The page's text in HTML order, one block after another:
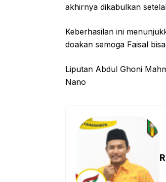
akhirnya dikabulkan
Keberhasilan ini
doakan semoga Faisal
Liputan Abdul Ghoni
Nano